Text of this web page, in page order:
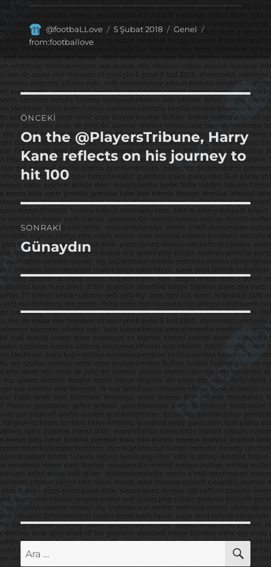
Yazar
@footbaLLove
Yayın
5 Şubat 2018 Kategoriler
Genel
from:footballove
Yazı
gezinmesi
ÖNCEKI
Önceki
yazı:
On the @PlayersTribune, Harry
Kane reflects on his journey to
hit 100
SONRAKI
Sonraki
yazı:
Günaydın
Ara: